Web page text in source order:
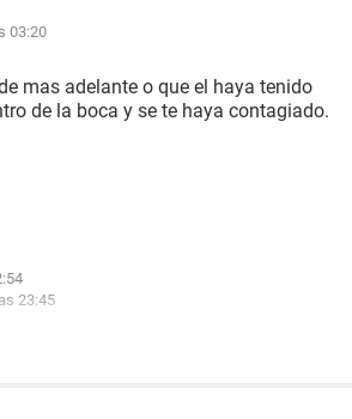
03:20
mas adelante o que el haya tenido
de la boca y se te haya contagiado.
23:45